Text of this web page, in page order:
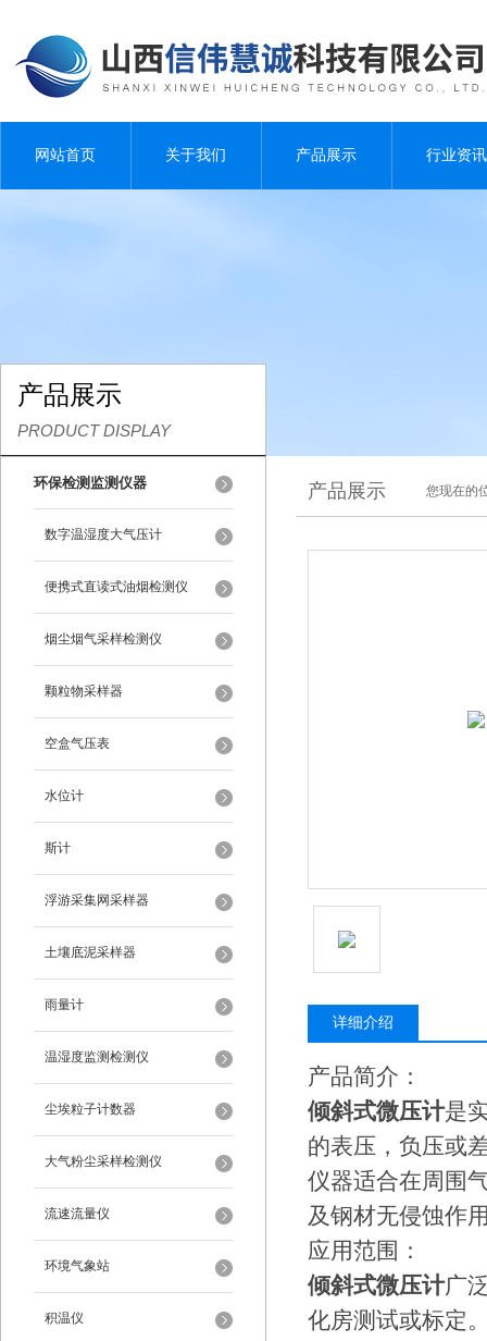
网站首页 关于我们 产品展示 行业资讯
产品展示
PRODUCT DISPLAY
环保检测监测仪器
数字温湿度大气压计
便携式直读式油烟检测仪
烟尘烟气采样检测仪
颗粒物采样器
空盒气压表
水位计
斯计
浮游采集网采样器
土壤底泥采样器
雨量计
温湿度监测检测仪
尘埃粒子计数器
大气粉尘采样检测仪
流速流量仪
环境气象站
积温仪
产品展示 您现在的
详细介绍
产品简介：
倾斜式微压计是
的表压，负压或
仪器适合在周围
及钢材无侵蚀作
应用范围：
倾斜式微压计广
化房测试或标定